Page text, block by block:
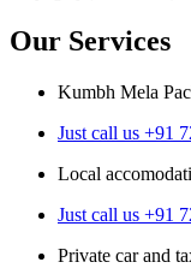
Our Services
Kumbh Mela
Just call us +91
Local
Just call us +91
Private car and